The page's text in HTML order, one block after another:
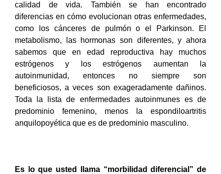
calidad de vida. También se han encontrado
diferencias en cómo evolucionan otras enfermedades,
como los cánceres de pulmón o el Parkinson. El
metabolismo, las hormonas son diferentes, y ahora
sabemos que en edad reproductiva hay muchos
estrógenos y los estrógenos aumentan la
autoinmunidad, entonces no siempre son
beneficiosos, a veces son exageradamente dañinos.
Toda la lista de enfermedades autoinmunes es de
predominio femenino, menos la espondiloartritis
anquilopoyética que es de predominio masculino.
Es lo que usted llama “morbilidad diferencial” de